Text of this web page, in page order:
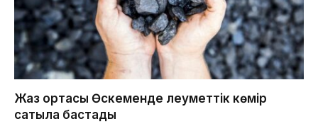
Жаз ортасы Өскеменде әлеуметтік көмір
сатыла бастады